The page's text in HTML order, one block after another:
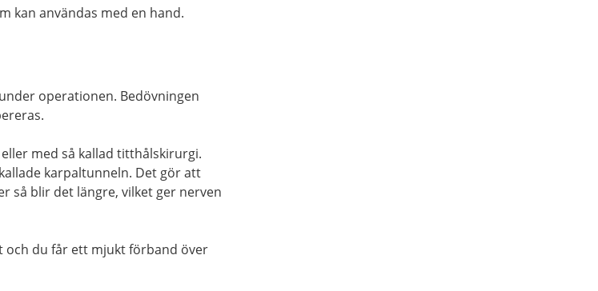
kan användas med en hand.
under operationen. Bedövningen
med så kallad titthålskirurgi.
karpaltunneln. Det gör att
så blir det längre, vilket ger nerven
och du får ett mjuktförband över